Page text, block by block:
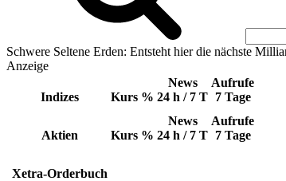
Schwere Seltene Erden: Entsteht hier die nächste
Anzeige
Indizes Kurs %
News
24 h / 7 T
Aufrufe
7 Tage
Aktien Kurs %
News
24 h / 7 T
Aufrufe
7 Tage
Xetra-Orderbuch